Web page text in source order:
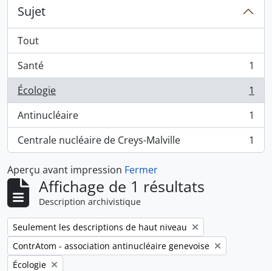
Sujet
Tout
Santé
, 1 résultats
1
Écologie
, 1 résultats
1
Antinucléaire
, 1 résultats
1
Centrale nucléaire de Creys-Malville
, 1 résultats 1
Aperçu avant impression Fermer
Affichage de 1 résultats
Description archivistique
Remove filter:
Seulement les descriptions de haut niveau
Remove filter:
ContrAtom - association antinucléaire genevoise
Remove filter:
Écologie